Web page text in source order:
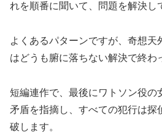
れを順番に聞いて、問題を解決し
よくあるパターンですが、奇想天
はどうも腑に落ちない解決で終わ
短編連作で、最後にワトソン役の
矛盾を指摘し、すべての犯行は探
破します。